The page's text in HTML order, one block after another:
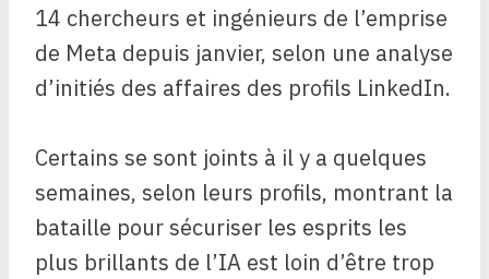
14 chercheurs et ingénieurs de l’emprise
de Meta depuis janvier, selon une analyse
d’initiés des affaires des profils LinkedIn.
Certains se sont joints à il y a quelques
semaines, selon leurs profils, montrant la
bataille pour sécuriser les esprits les
plus brillants de l’IA est loin d’être trop